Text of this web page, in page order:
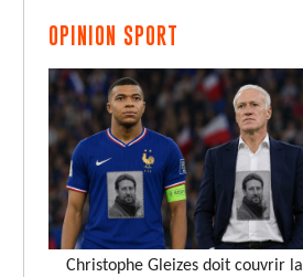
OPINION SPORT
Christophe Gleizes doit couvrir la